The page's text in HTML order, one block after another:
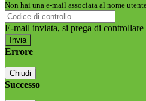
Non hai una e-mail associata al nome
E-mail inviata, si prega di controllare
Errore
Chiudi
Successo